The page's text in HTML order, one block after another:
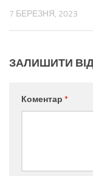
7 БЕРЕЗНЯ, 2023
ЗАЛИШИТИ
Коментар *